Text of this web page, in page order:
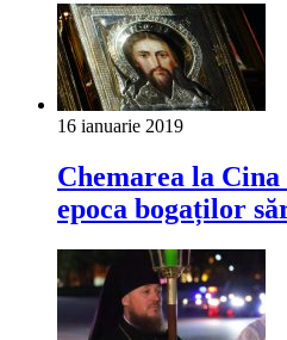
16 ianuarie 2019
Chemarea la
epoca bogaților